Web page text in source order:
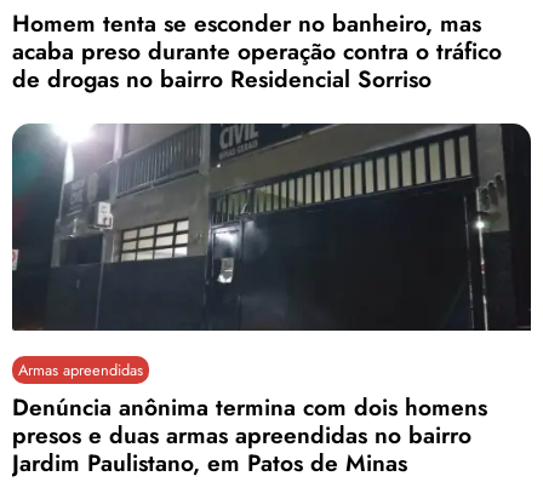
Homem tenta se esconder no banheiro, mas
acaba preso durante operação contra o tráfico
de drogas no bairro Residencial Sorriso
Armas apreendidas
Denúncia anônima termina com dois homens
presos e duas armas apreendidas no bairro
Jardim Paulistano, em Patos de Minas